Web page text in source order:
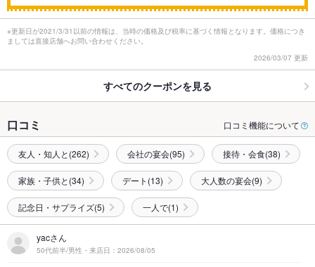
※更新日が2021/3/31以前の情報は、当時の価格及び税率に基づく情報となります。価格につき
ましては直接店舗へお問い合わせください。
2026/03/07 更新
すべてのクーポンを見る
口コミ 口コミ機能について
友人・知人と(262) 会社の宴会(95) 接待・会食(38)
家族・子供と(34) デート(13) 大人数の宴会(9)
記念日・サプライズ(5) 一人で(1)
yacさん
50代前半/男性・来店日：2026/08/05